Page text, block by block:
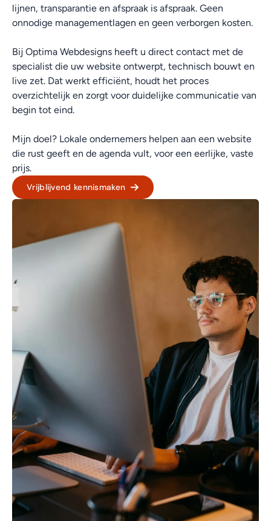
lijnen, transparantie en afspraak is afspraak. Geen
onnodige managementlagen en geen verborgen kosten.
Bij Optima Webdesigns heeft u direct contact met de
specialist die uw website ontwerpt, technisch bouwt en
live zet. Dat werkt efficiënt, houdt het proces
overzichtelijk en zorgt voor duidelijke communicatie van
begin tot eind.
Mijn doel? Lokale ondernemers helpen aan een website
die rust geeft en de agenda vult, voor een eerlijke, vaste
prijs.
Vrijblijvend kennismaken